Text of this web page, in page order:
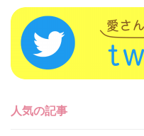
人気の記事